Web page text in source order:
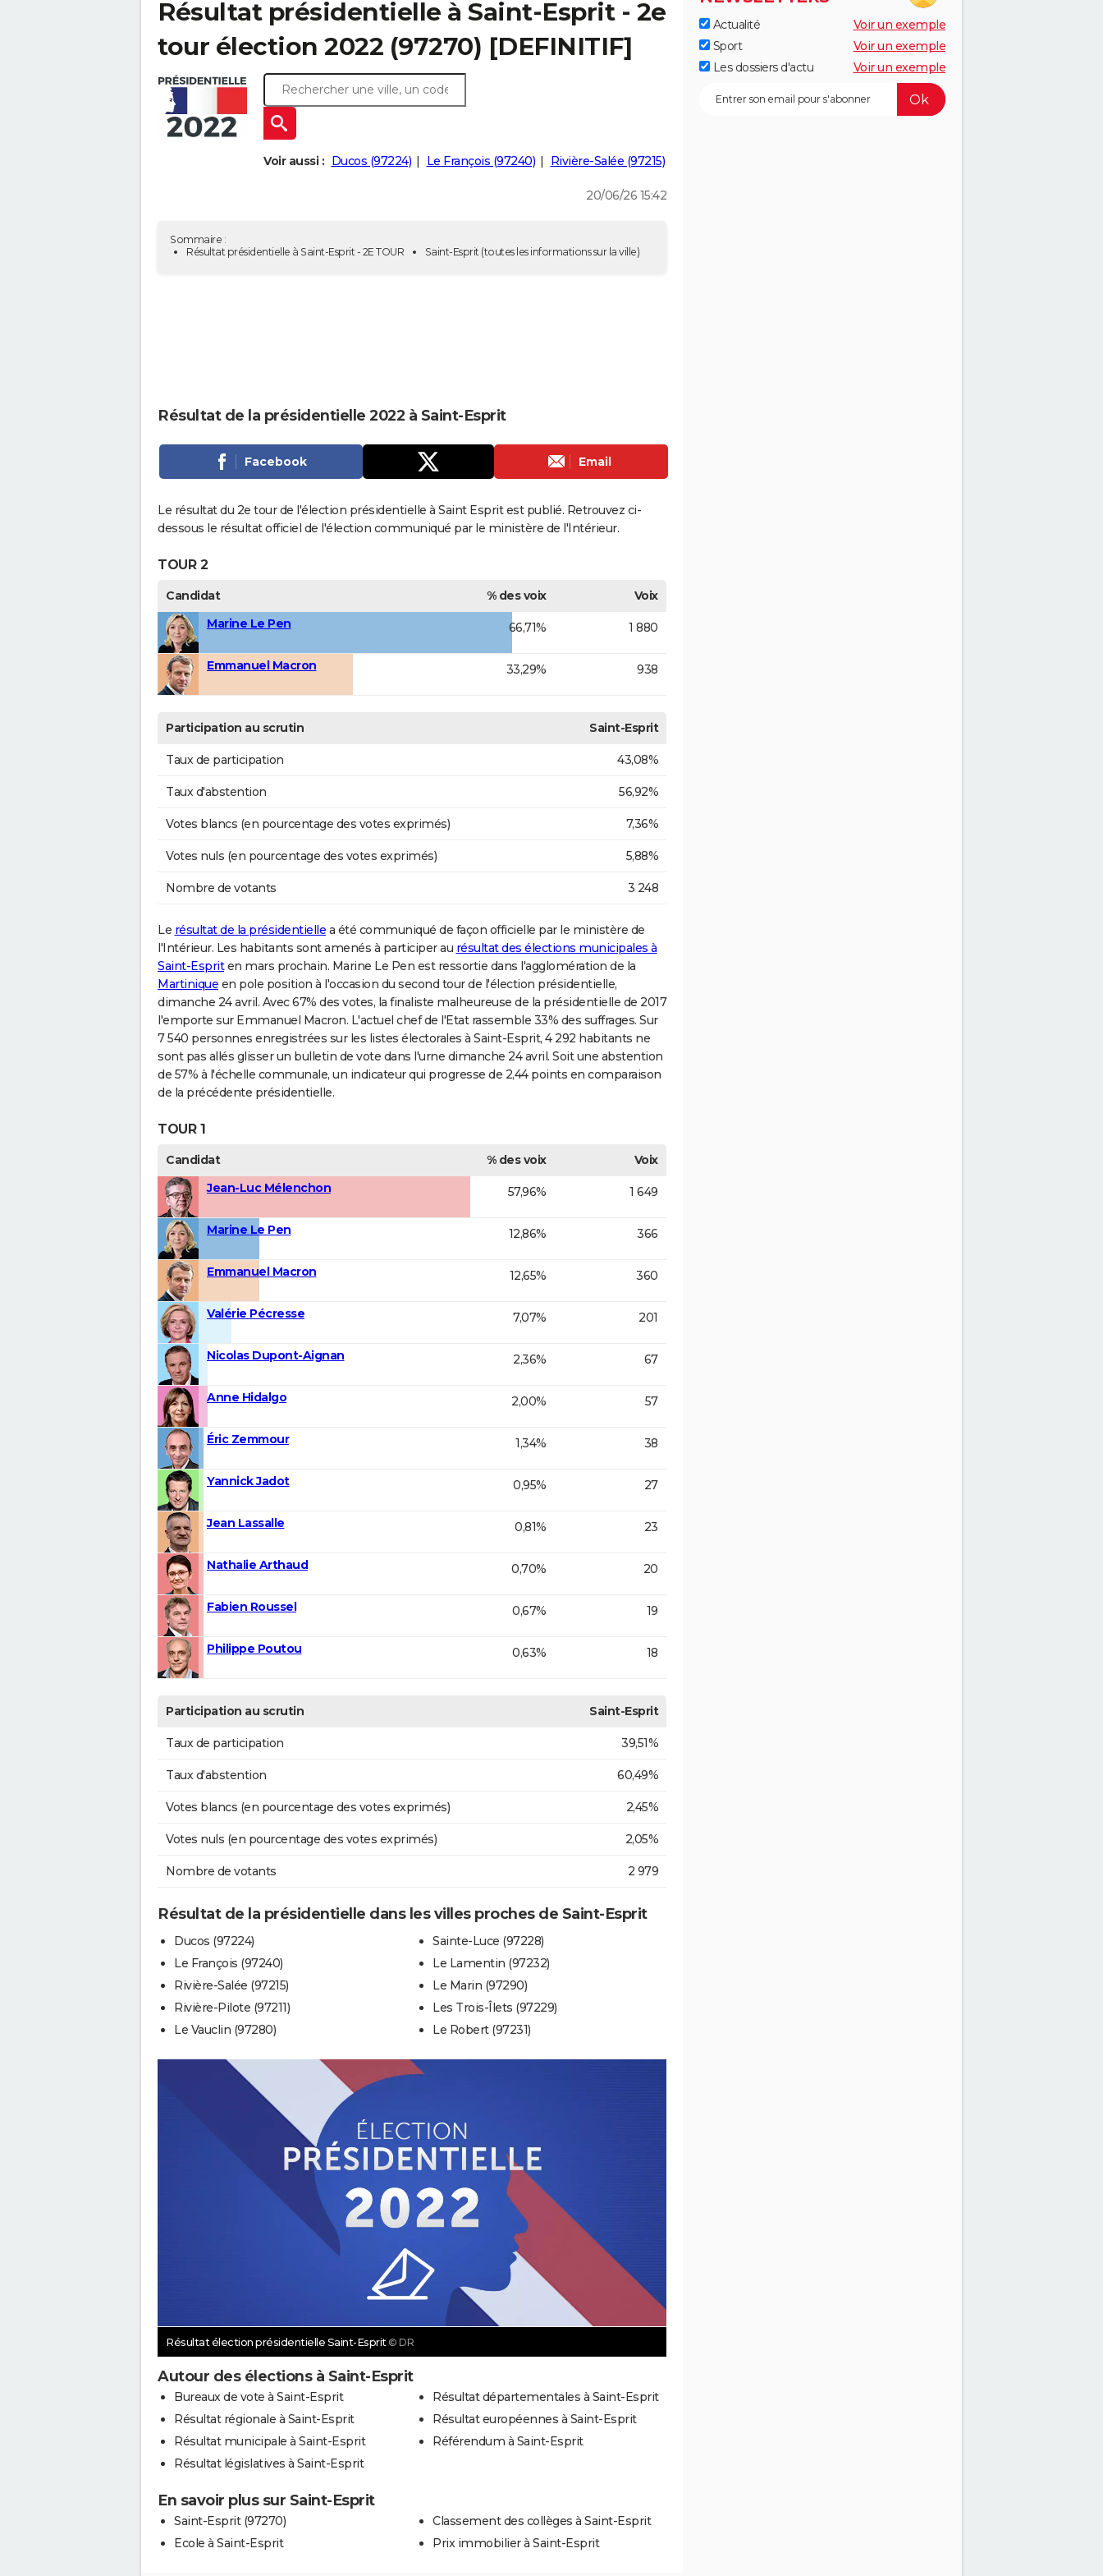
Résultat présidentielle à Saint-Esprit - 2e
tour élection 2022 (97270) [DEFINITIF]
Voir aussi : Ducos (97224) Le François (97240) Rivière-Salée (97215)
20/06/26 15:42
Sommaire :
Résultat présidentielle à Saint-Esprit - 2E TOUR
Saint-Esprit(toutes les informations sur la ville)
Résultat de la présidentielle 2022 à Saint-Esprit
Facebook Email
Le résultat du 2e tour de l'élection présidentielle à Saint Esprit est publié. Retrouvez ci-
dessous le résultat officiel de l'élection communiqué par le ministère de l'Intérieur.
TOUR 2
Candidat % des voix
Voix
Marine Le Pen
66,71% 1 880
Emmanuel Macron 33,29% 938
Participation au scrutin Saint-Esprit
Taux de participation 43,08%
Taux d'abstention 56,92%
Votes blancs (en pourcentage des votes exprimés) 7,36%
Votes nuls (en pourcentage des votes exprimés) 5,88%
Nombre de votants 3 248
Le résultat de la présidentielle a été communiqué de façon officielle par le ministère de
l'Intérieur. Les habitants sont amenés à participer au résultat des élections municipales à
Saint-Espriten mars prochain. Marine Le Pen est ressortie dans l'agglomération de la
Martinique en pole position à l'occasion du second tour de l'élection présidentielle,
dimanche 24 avril. Avec 67% des votes, la finaliste malheureuse de la présidentielle de 2017
l'emporte sur Emmanuel Macron. L'actuel chef de l'Etat rassemble 33% des suffrages. Sur
7 540 personnes enregistrées sur les listes électorales à Saint-Esprit, 4 292 habitants ne
sont pas allés glisser un bulletin de vote dans l'urne dimanche 24 avril. Soit une abstention
de 57% à l'échelle communale, un indicateur qui progresse de 2,44 points en comparaison
de la précédente présidentielle.
TOUR 1
Candidat % des voix
Voix
Jean-Luc Mélenchon
57,96% 1 649
Marine Le Pen 12,86% 366
Emmanuel Macron 12,65% 360
Valérie Pécresse 7,07% 201
Nicolas Dupont-Aignan 2,36% 67
Anne Hidalgo 2,00% 57
Éric Zemmour 1,34% 38
Yannick Jadot 0,95% 27
Jean Lassalle 0,81% 23
Nathalie Arthaud 0,70% 20
Fabien Roussel 0,67% 19
Philippe Poutou 0,63% 18
Participation au scrutin Saint-Esprit
Taux de participation 39,51%
Taux d'abstention 60,49%
Votes blancs (en pourcentage des votes exprimés) 2,45%
Votes nuls (en pourcentage des votes exprimés) 2,05%
Nombre de votants 2 979
Résultat de la présidentielle dans les villes proches de Saint-Esprit
Ducos (97224)
Le François (97240)
Rivière-Salée (97215)
Rivière-Pilote (97211)
Le Vauclin (97280)
Sainte-Luce (97228)
Le Lamentin (97232)
Le Marin (97290)
Les Trois-Îlets (97229)
Le Robert (97231)
Résultat élection présidentielle Saint-Esprit © DR
Autour des élections à Saint-Esprit
Bureaux de vote à Saint-Esprit
Résultat régionale à Saint-Esprit
Résultat municipale à Saint-Esprit
Résultat législatives à Saint-Esprit
Résultat départementales à Saint-Esprit
Résultat européennes à Saint-Esprit
Référendum à Saint-Esprit
En savoir plus sur Saint-Esprit
Saint-Esprit (97270)
Ecole à Saint-Esprit
Classement des collèges à Saint-Esprit
Prix immobilier à Saint-Esprit
Actualité
Voir un exemple
Sport
Voir un exemple
Les dossiers d'actu
Voir un exemple